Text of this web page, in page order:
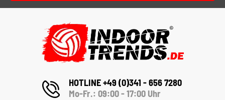
HOTLINE +49 (0)341 - 656 7280
Mo-Fr.: 09:00 - 17:00 Uhr